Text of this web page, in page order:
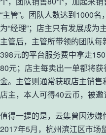
“主管”。团队人数达到1000
为“经理”；店主只有发展成为
主管后，主管所带领的团队
398元的平台服务费中拿走
80元；店主每卖出一单都将
金。主管则通常获取店主销
店主，本人可得40云币，被邀
值得一提的是，云集曾因涉嫌
2017年5月，杭州滨江区市场